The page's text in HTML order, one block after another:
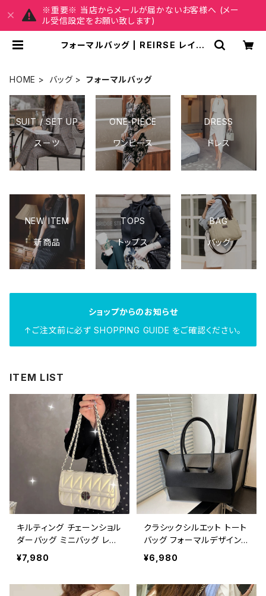
※重要※ 当店からメールが届かないお客様へ (メー
ル受信設定をお願い致します)
フォーマルバッグ | REIRSE レイル
HOME
バッグ フォーマルバッグ
SUIT / SET UP
スーツ
ONE-PIECE
ワンピース
DRESS
ドレス
NEW ITEM
新商品
TOPS
トップス
BAG
バッグ
ショップからのお知らせ
↑ご注文前に必ず SHOPPING GUIDE をご確認ください。
ITEM LIST
キルティング チェーンショル
ダーバッグ ミニバッグ レデ
ィース 斜めがけバッグ 高
級感 シンプル おしゃれ 韓
ト お呼ばれ 結婚式 旅行 春
¥7,980
クラシックシルエット トート
バッグ フォーマルデザイン
無地バッグ レディース カバ
ン 大容量 通勤 通学 おしゃ
0245
¥6,980